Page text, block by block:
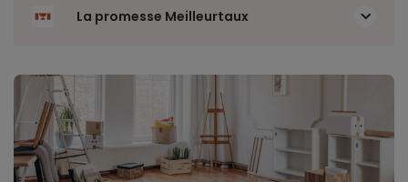
La promesse Meilleurtaux